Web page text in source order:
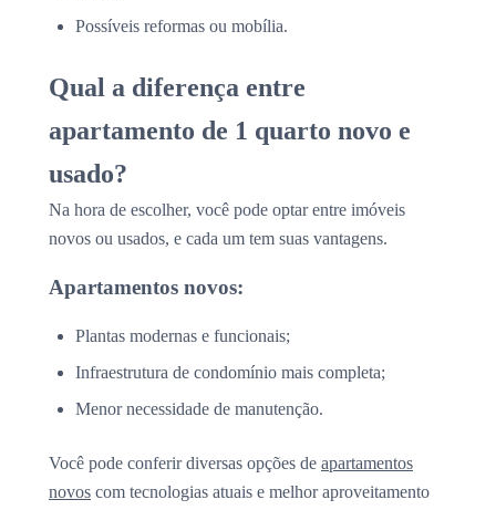
Possíveis reformas ou mobília.
Qual a diferença entre
apartamento de 1 quarto novo e
usado?
Na hora de escolher, você pode optar entre imóveis
novos ou usados, e cada um tem suas vantagens.
Apartamentos novos:
Plantas modernas e funcionais;
Infraestrutura de condomínio mais completa;
Menor necessidade de manutenção.
Você pode conferir diversas opções de apartamentos
novos com tecnologias atuais e melhor aproveitamento